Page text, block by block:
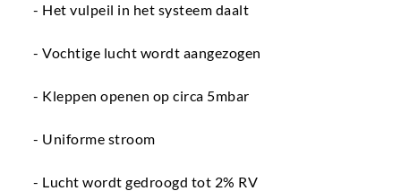
- Het vulpeil in het systeem daalt
- Vochtige lucht wordt aangezogen
- Kleppen openen op circa 5mbar
- Uniforme stroom
- Lucht wordt gedroogd tot 2% RV